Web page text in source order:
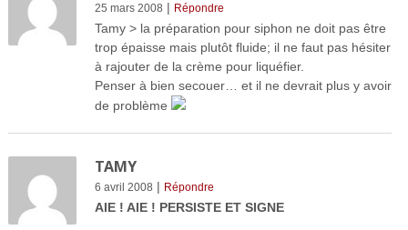
25 mars 2008 | Répondre
Tamy > la préparation pour siphon ne doit pas être
trop épaisse mais plutôt fluide; il ne faut pas hésiter
à rajouter de la crème pour liquéfier.
Penser à bien secouer… et il ne devrait plus y avoir
de problème
TAMY
6 avril 2008 | Répondre
AIE ! AIE ! PERSISTE ET SIGNE